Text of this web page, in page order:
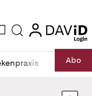
Suche login
RechtAbo